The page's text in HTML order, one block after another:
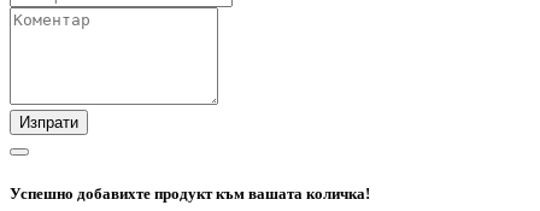
Изпрати
Успешно добавихте продукт към вашата количка!